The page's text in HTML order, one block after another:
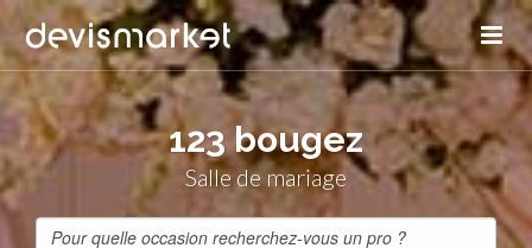
123 bougez
Salle de mariage